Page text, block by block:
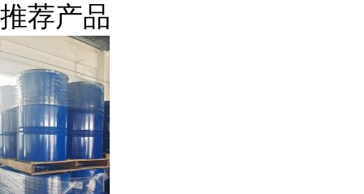
推荐产品